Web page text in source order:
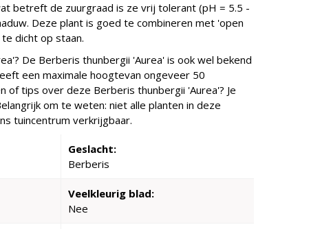
betreft de zuurgraad is ze vrij tolerant (pH = 5.5 -
Deze plant is goed te combineren met 'open
dicht op staan.
De Berberis thunbergii 'Aurea' is ook wel bekend
een maximale hoogtevan ongeveer 50
of tips over deze Berberis thunbergii 'Aurea'? Je
om te weten: niet alle planten in deze
tuincentrum verkrijgbaar.
Geslacht:
Berberis
Veelkleurig blad:
Nee